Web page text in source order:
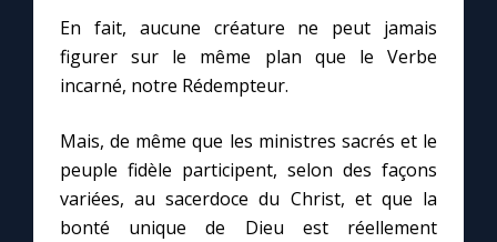
En fait, aucune créature ne peut jamais
figurer sur le même plan que le Verbe
incarné, notre Rédempteur.
Mais, de même que les ministres sacrés et le
peuple fidèle participent, selon des façons
variées, au sacerdoce du Christ, et que la
bonté unique de Dieu est réellement